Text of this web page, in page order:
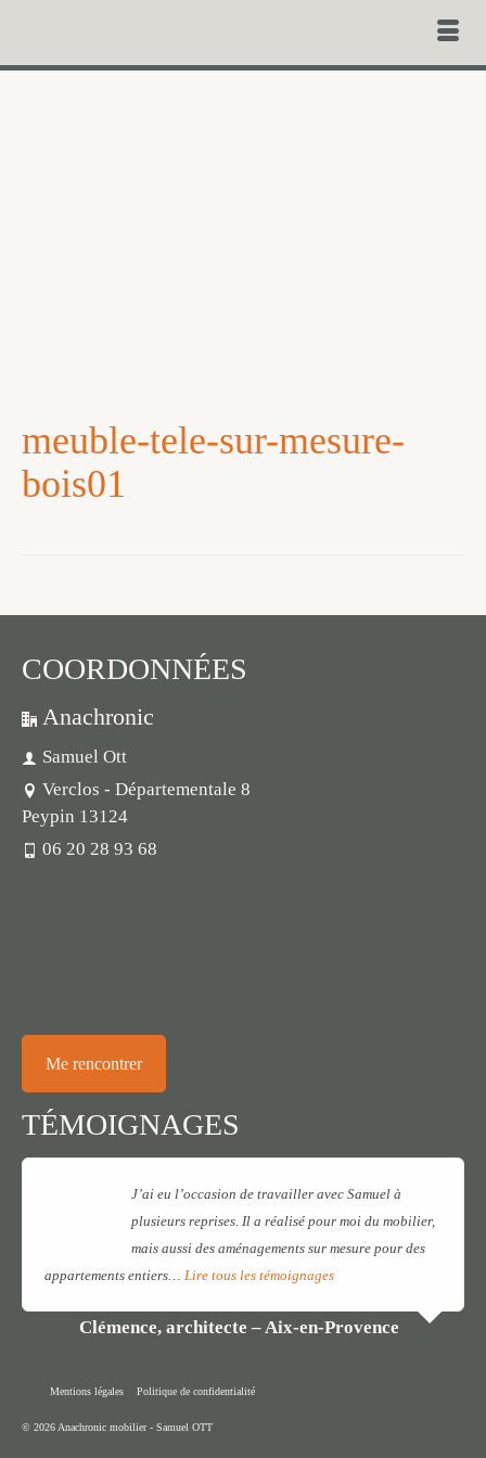
meuble-tele-sur-mesure-
bois01
COORDONNÉES
Anachronic
Samuel Ott
Verclos - Départementale 8
Peypin 13124
06 20 28 93 68
Me rencontrer
TÉMOIGNAGES
J’ai eu l’occasion de travailler avec Samuel à
plusieurs reprises. Il a réalisé pour moi du mobilier,
mais aussi des aménagements sur mesure pour des
appartements entiers… Lire tous les témoignages
Clémence, architecte – Aix-en-Provence
Mentions légales Politique de confidentialité
© 2026 Anachronic mobilier - Samuel OTT